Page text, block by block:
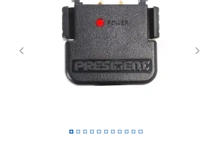
Previous Next